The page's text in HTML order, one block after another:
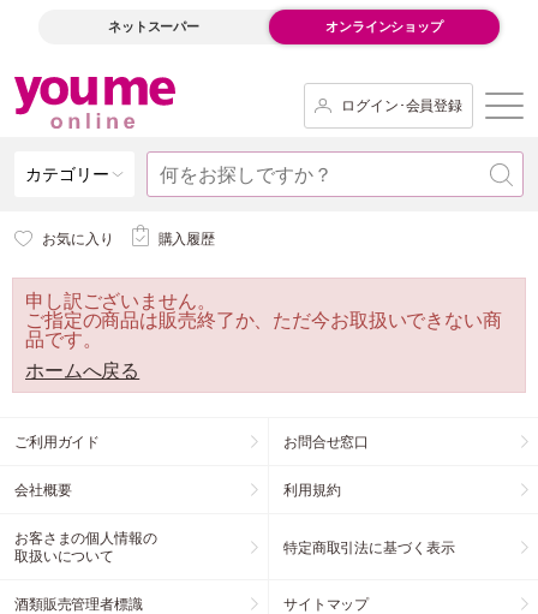
ネットスーパー オンラインショップ
ログイン･会員登録
カテゴリー
お気に入り 購入履歴
申し訳ございません。
ご指定の商品は販売終了か、ただ今お取扱いできない商
品です。
ホームへ戻る
ご利用ガイド お問合せ窓口
会社概要 利用規約
お客さまの個人情報の
取扱いについて
特定商取引法に基づく表示
酒類販売管理者標識 サイトマップ